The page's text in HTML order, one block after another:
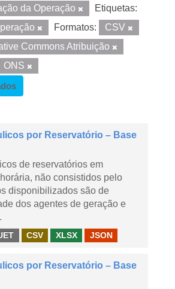
da Operação
Etiquetas:
Formatos:
CSV
Commons Atribuição
ONS
por Reservatório – Base
de reservatórios em
não consistidos pelo
disponibilizados são de
dos agentes de geração e
CSV XLSX JSON
por Reservatório – Base